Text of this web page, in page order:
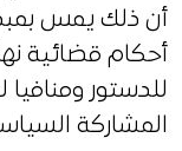
أن ذلك يمس
أحكام قضائية
للدستور
المشاركة